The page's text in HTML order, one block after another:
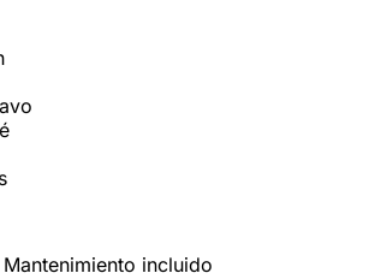
Mantenimiento incluido